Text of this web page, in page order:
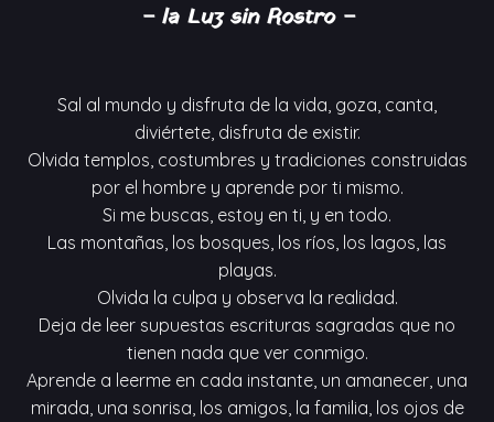
– la Luz sin Rostro –
Sal al mundo y disfruta de la vida, goza, canta,
diviértete, disfruta de existir.
Olvida templos, costumbres y tradiciones construidas
por el hombre y aprende por ti mismo.
Si me buscas, estoy en ti, y en todo.
Las montañas, los bosques, los ríos, los lagos, las
playas.
Olvida la culpa y observa la realidad.
Deja de leer supuestas escrituras sagradas que no
tienen nada que ver conmigo.
Aprende a leerme en cada instante, un amanecer, una
mirada, una sonrisa, los amigos, la familia, los ojos de